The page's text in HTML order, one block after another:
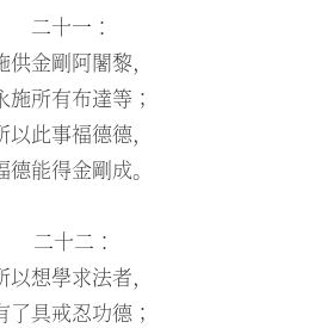
二十一：
金剛阿闍黎，
所有布達等；
此事福德德，
能得金剛成。
二十二：
想學求法者，
具戒忍功德；